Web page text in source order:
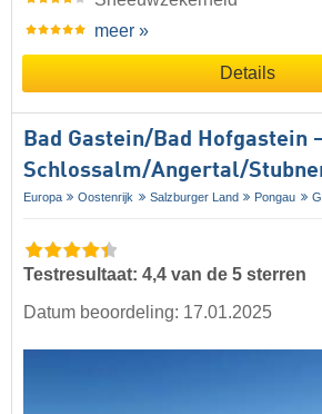
meer »
Details
Bad Gastein/​Bad Hofgastein
Schlossalm/​Angertal/​
Europa Oostenrijk Salzburger Land Pongau
Testresultaat: 4,4 van de 5 sterren
Datum beoordeling: 17.01.2025